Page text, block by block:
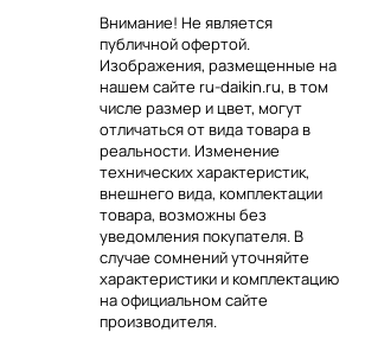
Внимание! Не является
публичной офертой.
Изображения, размещенные на
нашем сайте ru-daikin.ru, в том
числе размер и цвет, могут
отличаться от вида товара в
реальности. Изменение
технических характеристик,
внешнего вида, комплектации
товара, возможны без
уведомления покупателя. В
случае сомнений уточняйте
характеристики и комплектацию
на официальном сайте
производителя.